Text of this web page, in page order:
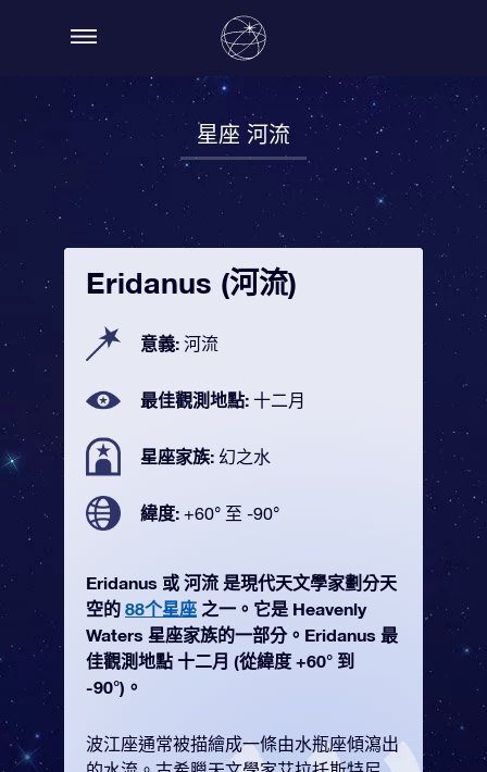
星座 河流
Eridanus (河流)
意義: 河流
最佳觀測地點: 十二月
星座家族: 幻之水
緯度: +60° 至 -90°
Eridanus 或 河流 是現代天文學家劃分天
空的 88个星座 之一。它是 Heavenly
Waters 星座家族的一部分。Eridanus 最
佳觀測地點 十二月 (從緯度 +60° 到
-90°)。
波江座通常被描繪成一條由水瓶座傾瀉出